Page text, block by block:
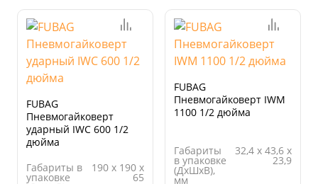
FUBAG
Пневмогайковерт
ударный IWC 600 1/2
дюйма
Габариты в
упаковке
190 х 190 х
65
FUBAG
Пневмогайковерт IWM
1100 1/2 дюйма
Габариты
в упаковке
(ДхШхВ),
мм
32,4 х 43,6 х
23,9